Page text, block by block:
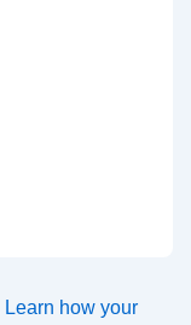
Learn how your